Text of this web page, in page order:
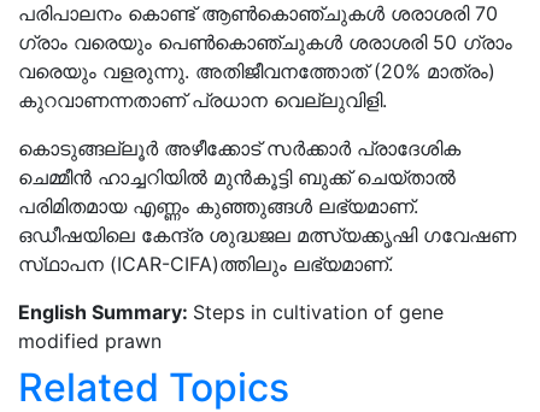
പരിപാലനം കൊണ്ട് ആൺകൊഞ്ചുകൾ ശരാശരി 70
ഗ്രാം വരെയും പെൺകൊഞ്ചുകൾ ശരാശരി 50 ഗ്രാം
വരെയും വളരുന്നു. അതിജീവനത്തോത് (20% മാത്രം)
കുറവാണന്നതാണ് പ്രധാന വെല്ലുവിളി.
കൊടുങ്ങല്ലൂർ അഴീക്കോട് സർക്കാർ പ്രാദേശിക
ചെമ്മീൻ ഹാച്ചറിയിൽ മുൻകൂട്ടി ബുക്ക് ചെയ്‌താൽ
പരിമിതമായ എണ്ണം കുഞ്ഞുങ്ങൾ ലഭ്യമാണ്.
ഒഡീഷയിലെ കേന്ദ്ര ശുദ്ധജല മത്സ്യക്കൃഷി ഗവേഷണ
സ്‌ഥാപന (ICAR-CIFA)ത്തിലും ലഭ്യമാണ്.
English Summary: Steps in cultivation of gene
modified prawn
Related Topics